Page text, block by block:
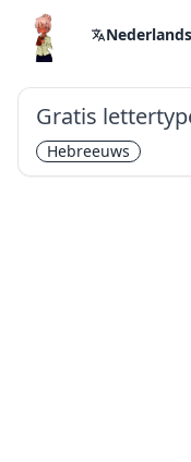
Nederlands
Gratis
Hebreeuws